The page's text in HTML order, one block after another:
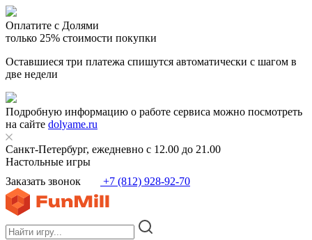
Оплатите с Долями
только 25% стоимости покупки
Оставшиеся три платежа спишутся автоматически с шагом в
две недели
Подробную информацию о работе сервиса можно посмотреть
на сайте dolyame.ru
Санкт-Петербург, ежедневно с 12.00 до 21.00
Настольные игры
Заказать звонок
+7 (812) 928-92-70